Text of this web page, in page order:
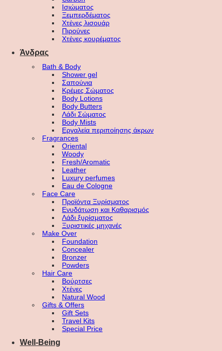
Ισιώματος
Ξεμπερδέματος
Χτένες λισουάρ
Πιρούνες
Χτένες κουρέματος
Άνδρας
Bath & Body
Shower gel
Σαπούνια
Κρέμες Σώματος
Body Lotions
Body Butters
Λάδι Σώματος
Body Mists
Εργαλεία περιποίησης άκρων
Fragrances
Oriental
Woody
Fresh/Aromatic
Leather
Luxury perfumes
Eau de Cologne
Face Care
Προϊόντα Ξυρίσματος
Ενυδάτωση και Καθαρισμός
Λάδι ξυρίσματος
Ξυριστικές μηχανές
Make Over
Foundation
Concealer
Bronzer
Powders
Hair Care
Βούρτσες
Χτένες
Natural Wood
Gifts & Offers
Gift Sets
Travel Kits
Special Price
Well-Being